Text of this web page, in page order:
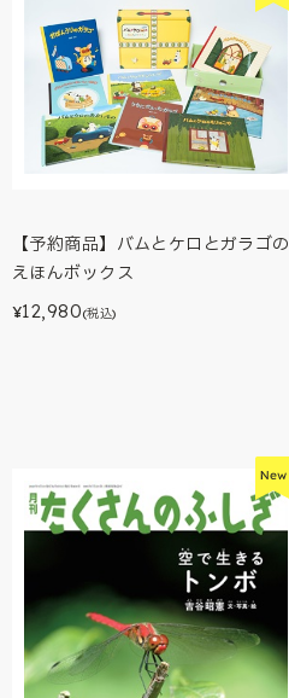
【予約商品】バムとケロとガラゴの
えほんボックス
¥12,980(税込)